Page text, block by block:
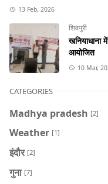
13 Feb, 2026
शिवपुरी
खनियाधाना
आयोजित
10 Mar,
CATEGORIES
Madhya pradesh [2]
Weather [1]
इंदौर [2]
गुना [7]